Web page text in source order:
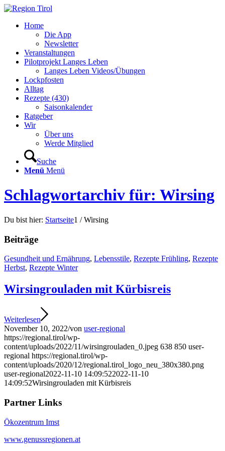
Home
Die App
Newsletter
Veranstaltungen
Pilotprojekt Langes Leben
Langes Leben Videos/Übungen
Lockpfosten
Alltag
Rezepte (430)
Saisonkalender
Ratgeber
Wir
Über uns
Werde Mitglied
Suche
Menü Menü
Schlagwortarchiv für: Wirsing
Du bist hier: Startseite1 / Wirsing
Beiträge
Gesundheit und Ernährung, Lebensstile, Rezepte Frühling, Rezepte
Herbst, Rezepte Winter
Wirsingrouladen mit Kürbisreis
Weiterlesen
November 10, 2022/von user-regional
https://regional.tirol/wp-
content/uploads/2022/11/wirsingrouladen_0.jpeg 638 850 user-
regional https://regional.tirol/wp-
content/uploads/2020/12/regional.tirol_logo_neu_380x380.png
user-regional2022-11-10 14:09:522022-11-10
14:09:52Wirsingrouladen mit Kürbisreis
Partner Links
Ökozentrum Imst
www.genussregionen.at